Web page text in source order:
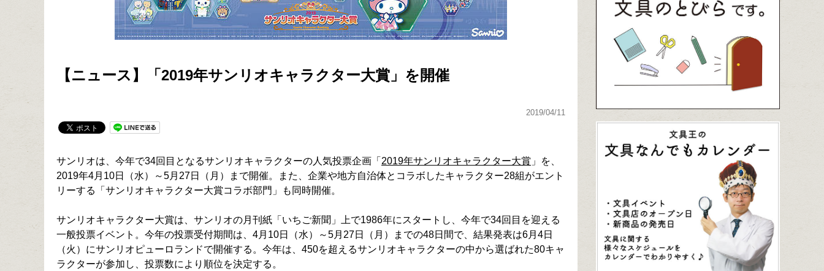
【ニュース】「2019年サンリオキャラクター大賞」を開催
2019/04/11
サンリオは、今年で34回目となるサンリオキャラクターの人気投票企画「 2019年サンリオキャラクター大賞 」を、
2019年4月10日（水）～5月27日（月）まで開催。また、企業や地方自治体とコラボしたキャラクター28組がエント
リーする「サンリオキャラクター大賞コラボ部門」も同時開催。
サンリオキャラクター大賞は、サンリオの月刊紙「いちご新聞」上で1986年にスタートし、今年で34回目を迎える
一般投票イベント。今年の投票受付期間は、4月10日（水）～5月27日（月）までの48日間で、結果発表は6月4日
（火）にサンリオピューロランドで開催する。今年は、450を超えるサンリオキャラクターの中から選ばれた80キャ
ラクターが参加し、投票数により順位を決定する。